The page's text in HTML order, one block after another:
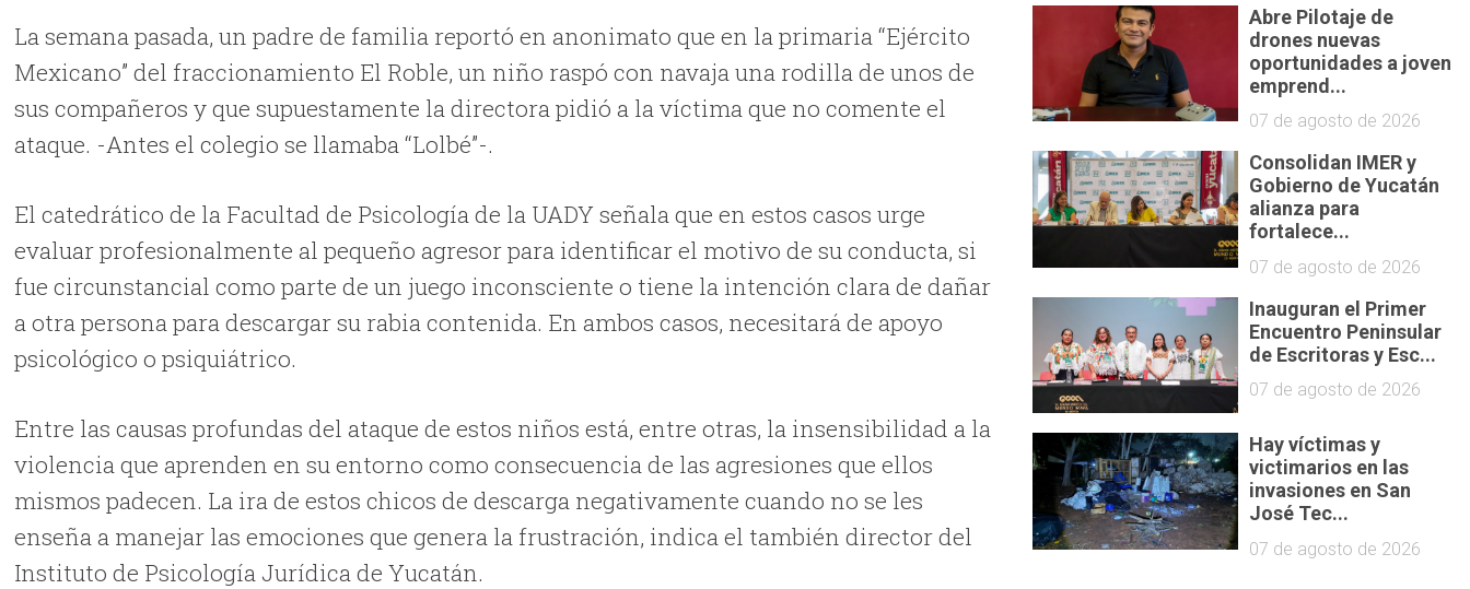
La semana pasada, un padre de familia reportó en anonimato que en la primaria “Ejército
Mexicano” del fraccionamiento El Roble, un niño raspó con navaja una rodilla de unos de
sus compañeros y que supuestamente la directora pidió a la víctima que no comente el
ataque. -Antes el colegio se llamaba “Lolbé”-.
El catedrático de la Facultad de Psicología de la UADY señala que en estos casos urge
evaluar profesionalmente al pequeño agresor para identificar el motivo de su conducta, si
fue circunstancial como parte de un juego inconsciente o tiene la intención clara de dañar
a otra persona para descargar su rabia contenida. En ambos casos, necesitará de apoyo
psicológico o psiquiátrico.
Entre las causas profundas del ataque de estos niños está, entre otras, la insensibilidad a la
violencia que aprenden en su entorno como consecuencia de las agresiones que ellos
mismos padecen. La ira de estos chicos de descarga negativamente cuando no se les
enseña a manejar las emociones que genera la frustración, indica el también director del
Instituto de Psicología Jurídica de Yucatán.
Abre Pilotaje de
drones nuevas
oportunidades a joven
emprend...
07 de agosto de 2026
Consolidan IMER y
Gobierno de Yucatán
alianza para
fortalece...
07 de agosto de 2026
Inauguran el Primer
Encuentro Peninsular
de Escritoras y Esc...
07 de agosto de 2026
Hay víctimas y
victimarios en las
invasiones en San
José Tec...
07 de agosto de 2026